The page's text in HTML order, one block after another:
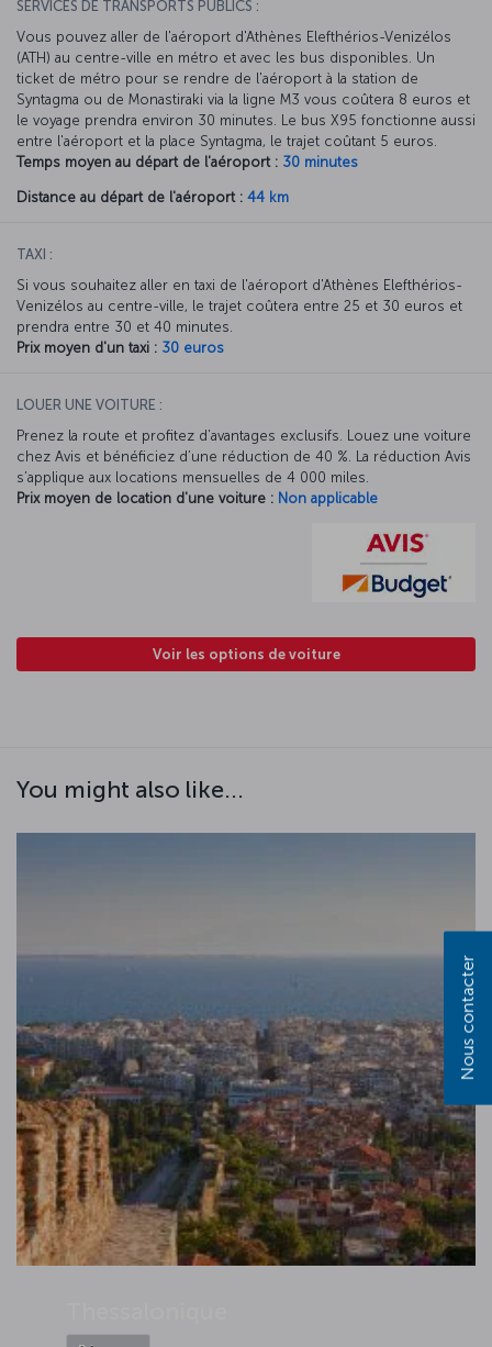
SERVICES DE TRANSPORTS PUBLICS :
Vous pouvez aller de l'aéroport d'Athènes Elefthérios-Venizélos
(ATH) au centre-ville en métro et avec les bus disponibles. Un
ticket de métro pour se rendre de l'aéroport à la station de
Syntagma ou de Monastiraki via la ligne M3 vous coûtera 8 euros et
le voyage prendra environ 30 minutes. Le bus X95 fonctionne aussi
entre l'aéroport et la place Syntagma, le trajet coûtant 5 euros.
Temps moyen au départ de l'aéroport : 30 minutes
Distance au départ de l'aéroport : 44 km
TAXI :
Si vous souhaitez aller en taxi de l'aéroport d'Athènes Elefthérios-
Venizélos au centre-ville, le trajet coûtera entre 25 et 30 euros et
prendra entre 30 et 40 minutes.
Prix moyen d'un taxi : 30 euros
LOUER UNE VOITURE :
Prenez la route et profitez d’avantages exclusifs. Louez une voiture
chez Avis et bénéficiez d’une réduction de 40 %. La réduction Avis
s’applique aux locations mensuelles de 4 000 miles.
Prix moyen de location d'une voiture : Non applicable
Voir les options de voiture
You might also like...
Nous contacter